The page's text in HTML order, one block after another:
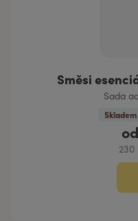
Směsi
Sada
Skladem
od
230